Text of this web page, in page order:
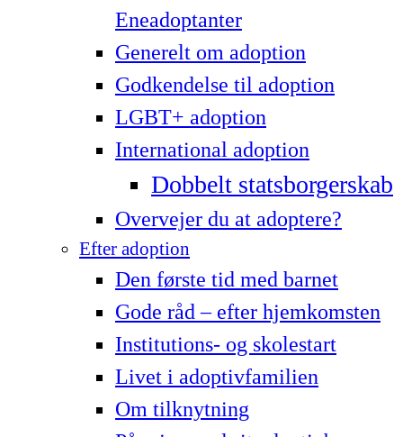
Eneadoptanter
Generelt om adoption
Godkendelse til adoption
LG­BT+ adoption
International adoption
Dobbelt statsborgerskab
Overvejer du at adoptere?
Efter adoption
Den første tid med barnet
Gode råd – efter hjemkomsten
Institutions- og skolestart
Livet i adoptivfamilien
Om tilknytning